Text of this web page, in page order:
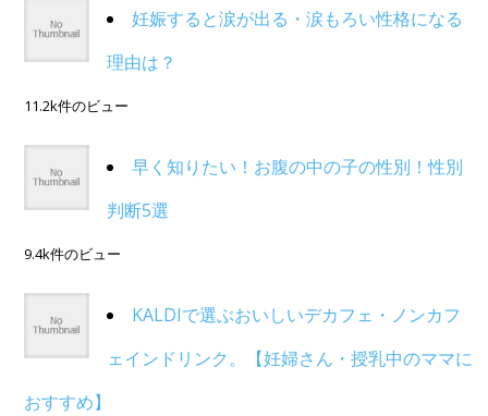
妊娠すると涙が出る・涙もろい性格になる
理由は？
11.2k件のビュー
早く知りたい！お腹の中の子の性別！性別
判断5選
9.4k件のビュー
KALDIで選ぶおいしいデカフェ・ノンカフ
ェインドリンク。【妊婦さん・授乳中のママに
おすすめ】